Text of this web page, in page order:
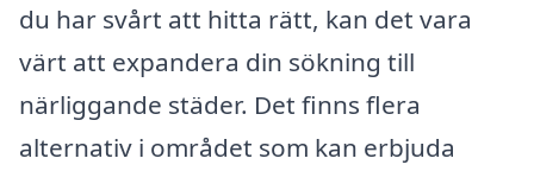
du har svårt att hitta rätt, kan det vara
värt att expandera din sökning till
närliggande städer. Det finns flera
alternativ i området som kan erbjuda